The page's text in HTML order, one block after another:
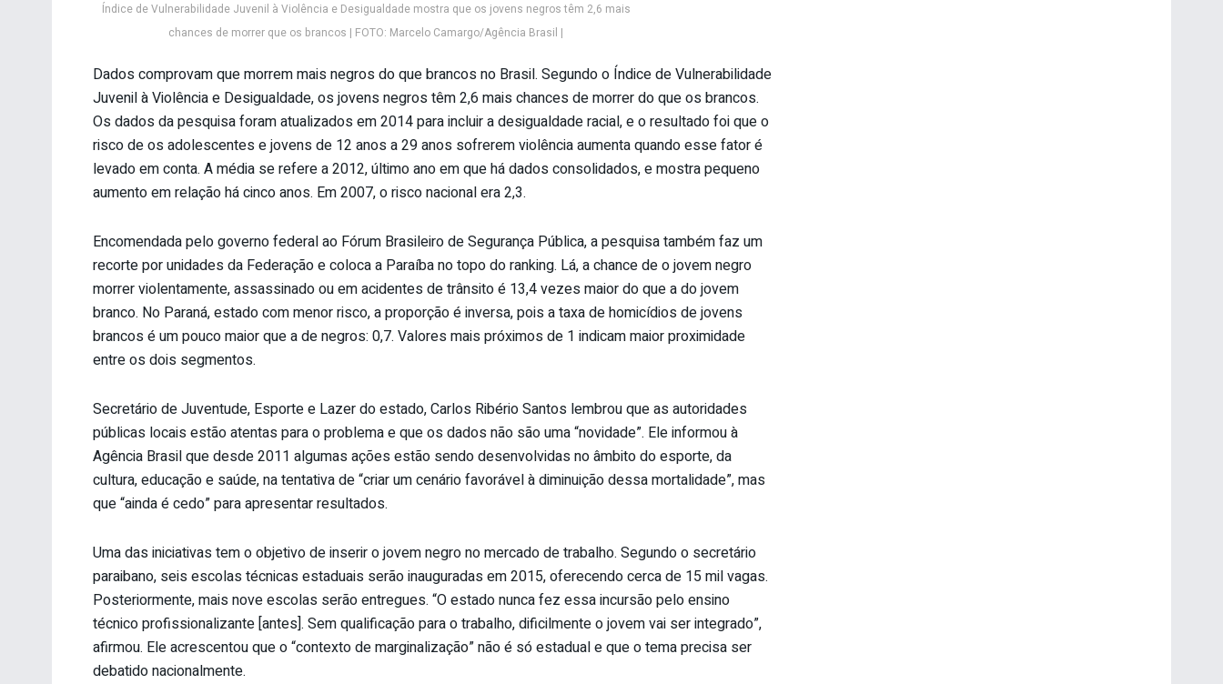
Índice de Vulnerabilidade Juvenil à Violência e Desigualdade mostra que os jovens negros têm 2,6 mais
chances de morrer que os brancos | FOTO: Marcelo Camargo/Agência Brasil |
Dados comprovam que morrem mais negros do que brancos no Brasil. Segundo o Índice de Vulnerabilidade
Juvenil à Violência e Desigualdade, os jovens negros têm 2,6 mais chances de morrer do que os brancos.
Os dados da pesquisa foram atualizados em 2014 para incluir a desigualdade racial, e o resultado foi que o
risco de os adolescentes e jovens de 12 anos a 29 anos sofrerem violência aumenta quando esse fator é
levado em conta. A média se refere a 2012, último ano em que há dados consolidados, e mostra pequeno
aumento em relação há cinco anos. Em 2007, o risco nacional era 2,3.
Encomendada pelo governo federal ao Fórum Brasileiro de Segurança Pública, a pesquisa também faz um
recorte por unidades da Federação e coloca a Paraíba no topo do ranking. Lá, a chance de o jovem negro
morrer violentamente, assassinado ou em acidentes de trânsito é 13,4 vezes maior do que a do jovem
branco. No Paraná, estado com menor risco, a proporção é inversa, pois a taxa de homicídios de jovens
brancos é um pouco maior que a de negros: 0,7. Valores mais próximos de 1 indicam maior proximidade
entre os dois segmentos.
Secretário de Juventude, Esporte e Lazer do estado, Carlos Ribério Santos lembrou que as autoridades
públicas locais estão atentas para o problema e que os dados não são uma “novidade”. Ele informou à
Agência Brasil que desde 2011 algumas ações estão sendo desenvolvidas no âmbito do esporte, da
cultura, educação e saúde, na tentativa de “criar um cenário favorável à diminuição dessa mortalidade”, mas
que “ainda é cedo” para apresentar resultados.
Uma das iniciativas tem o objetivo de inserir o jovem negro no mercado de trabalho. Segundo o secretário
paraibano, seis escolas técnicas estaduais serão inauguradas em 2015, oferecendo cerca de 15 mil vagas.
Posteriormente, mais nove escolas serão entregues. “O estado nunca fez essa incursão pelo ensino
técnico profissionalizante [antes]. Sem qualificação para o trabalho, dificilmente o jovem vai ser integrado”,
afirmou. Ele acrescentou que o “contexto de marginalização” não é só estadual e que o tema precisa ser
debatido nacionalmente.